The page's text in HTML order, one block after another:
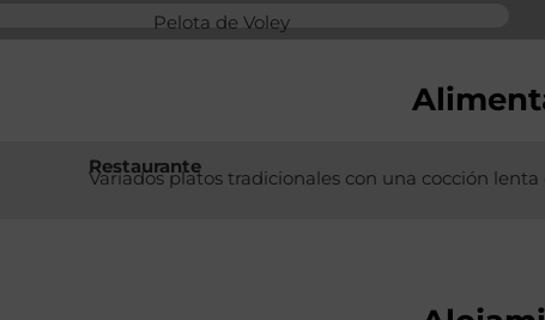
Pelota de Voley
Restaurante
Variados platos tradicionales con una cocción